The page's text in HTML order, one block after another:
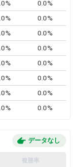
0.0%
0.0%
0.0%
0.0%
0.0%
0.0%
0.0%
0.0%
データなし
複勝率